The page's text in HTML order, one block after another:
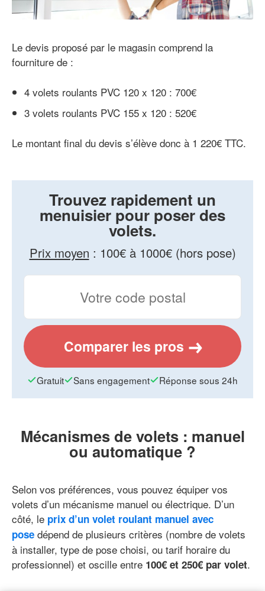
Le devis proposé par le magasin comprend la
fourniture de :
4 volets roulants PVC 120 x 120 : 700€
3 volets roulants PVC 155 x 120 : 520€
Le montant final du devis s’élève donc à 1 220€ TTC.
Trouvez rapidement un
menuisier pour poser des
volets.
Prix moyen : 100€ à 1000€ (hors pose)
Comparer les pros
Gratuit Sans engagement Réponse sous 24h
Mécanismes de volets : manuel
ou automatique ?
Selon vos préférences, vous pouvez équiper vos
volets d’un mécanisme manuel ou électrique. D’un
côté, le prix d’un volet roulant manuel avec
pose dépend de plusieurs critères (nombre de volets
à installer, type de pose choisi, ou tarif horaire du
professionnel) et oscille entre 100€ et 250€ par volet.